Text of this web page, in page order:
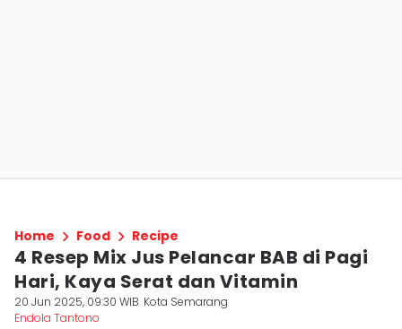
Home Food Recipe
4 Resep Mix Jus Pelancar BAB di Pagi
Hari, Kaya Serat dan Vitamin
20 Jun 2025, 09:30 WIB Kota Semarang
Endola Tantono